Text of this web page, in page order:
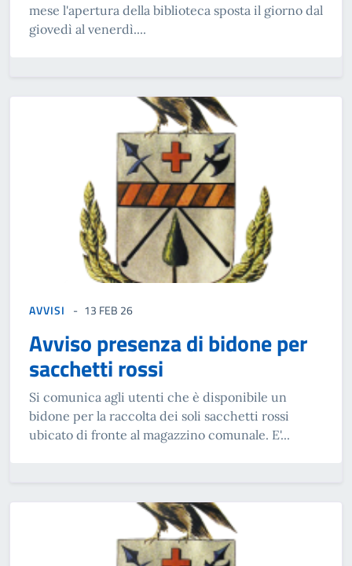
mese l'apertura della biblioteca sposta il giorno dal
giovedì al venerdì....
AVVISI 13 FEB 26
Avviso presenza di bidone per
sacchetti rossi
Si comunica agli utenti che è disponibile un
bidone per la raccolta dei soli sacchetti rossi
ubicato di fronte al magazzino comunale. E'...